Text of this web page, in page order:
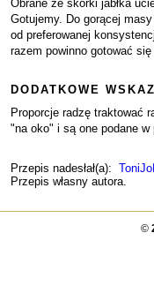
Obrane ze skórki jabłka
Gotujemy. Do gorącej
od preferowanej
razem powinno gotować
DODATKOWE
Proporcje radzę traktować
"na oko" i są one podane w
Przepis nadesłał(a):
Przepis własny autora.
©